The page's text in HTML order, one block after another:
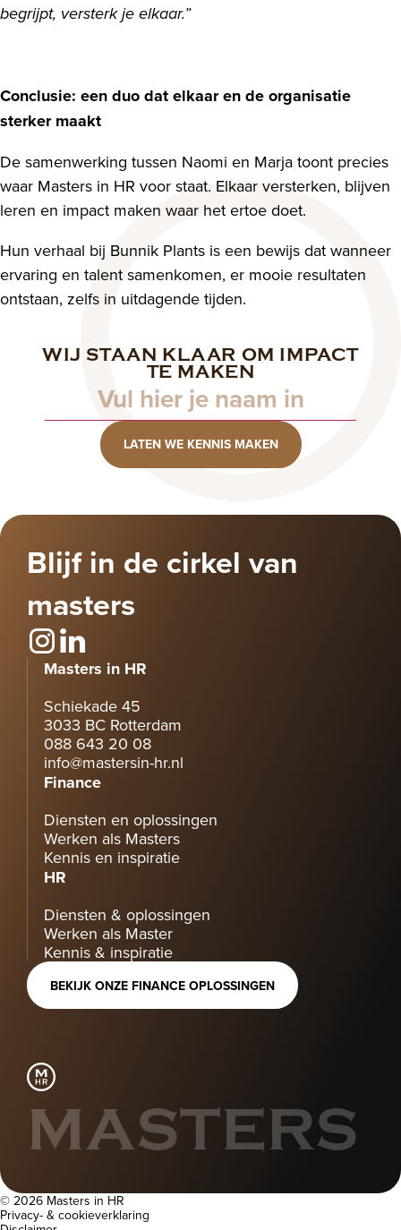
begrijpt, versterk je elkaar.”
Conclusie: een duo dat elkaar en de organisatie
sterker maakt
De samenwerking tussen Naomi en Marja toont precies
waar Masters in HR voor staat. Elkaar versterken, blijven
leren en impact maken waar het ertoe doet.
Hun verhaal bij Bunnik Plants is een bewijs dat wanneer
ervaring en talent samenkomen, er mooie resultaten
ontstaan, zelfs in uitdagende tijden.
WIJ STAAN KLAAR OM IMPACT
TE MAKEN
Naam
LATEN WE KENNIS MAKEN
Blijf in de cirkel van
masters
Masters in HR
Schiekade 45
3033 BC Rotterdam
088 643 20 08
info@mastersin-hr.nl
Finance
Diensten en oplossingen
Werken als Masters
Kennis en inspiratie
HR
Diensten & oplossingen
Werken als Master
Kennis & inspiratie
BEKIJK ONZE FINANCE OPLOSSINGEN
MASTERS
© 2026 Masters in HR
Privacy- & cookieverklaring